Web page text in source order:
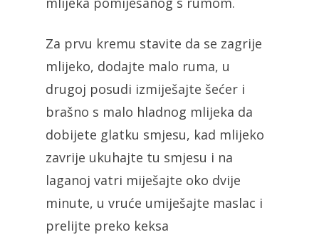
Za prvu kremu stavite da se zagrije
mlijeko, dodajte malo ruma, u
drugoj posudi izmiješajte šećer i
brašno s malo hladnog mlijeka da
dobijete glatku smjesu, kad mlijeko
zavrije ukuhajte tu smjesu i na
laganoj vatri miješajte oko dvije
minute, u vruće umiješajte maslac i
prelijte preko keksa